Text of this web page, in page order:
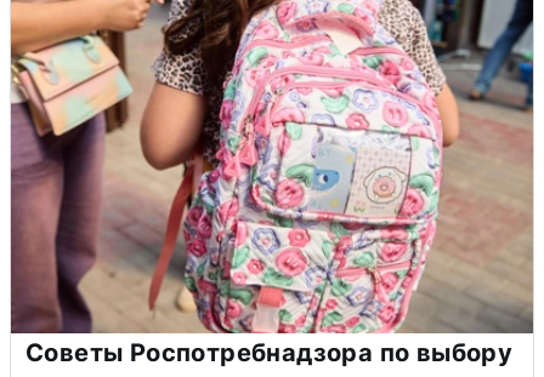
Советы Роспотребнадзора по выбору